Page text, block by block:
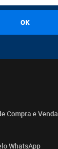
Compra e Venda
WhatsApp